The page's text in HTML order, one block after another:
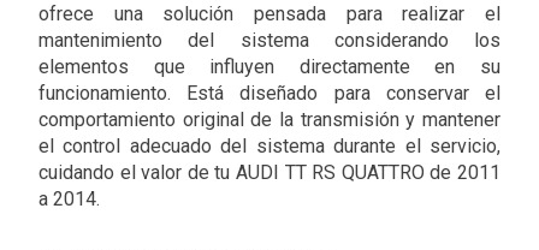
ofrece una solución pensada para realizar el
mantenimiento del sistema considerando los
elementos que influyen directamente en su
funcionamiento. Está diseñado para conservar el
comportamiento original de la transmisión y mantener
el control adecuado del sistema durante el servicio,
cuidando el valor de tu AUDI TT RS QUATTRO de 2011
a 2014.